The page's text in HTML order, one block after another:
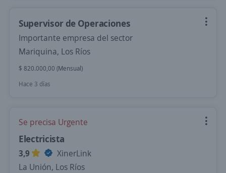
Supervisor de Operaciones
Importante empresa del sector
Mariquina, Los Ríos
$ 820.000,00 (Mensual)
Hace 3 días
Se precisa Urgente
Electricista
3,9
XinerLink
La Unión, Los Ríos